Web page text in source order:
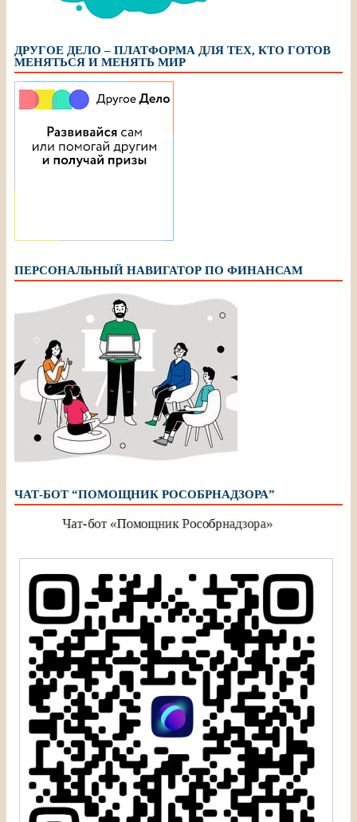
ДРУГОЕ ДЕЛО – ПЛАТФОРМА ДЛЯ ТЕХ, КТО ГОТОВ
МЕНЯТЬСЯ И МЕНЯТЬ МИР
ПЕРСОНАЛЬНЫЙ НАВИГАТОР ПО ФИНАНСАМ
ЧАТ-БОТ “ПОМОЩНИК РОСОБРНАДЗОРА”